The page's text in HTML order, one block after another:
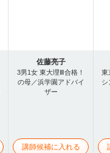
佐藤亮子
3男1女 東大理Ⅲ合格！
の母／浜学園アドバイ
ザー
講師候補に入れる
東
シ